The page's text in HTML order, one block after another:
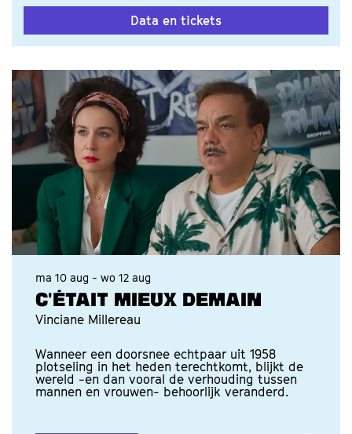
Data en tickets
C'ÉTAIT MIEUX DEMAIN
Vinciane Millereau
ma 10 aug - wo 12 aug
Wanneer een doorsnee echtpaar uit 1958
plotseling in het heden terechtkomt, blijkt de
wereld -en dan vooral de verhouding tussen
mannen en vrouwen- behoorlijk veranderd.